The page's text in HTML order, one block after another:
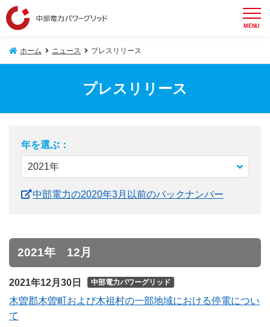
MENU
ホーム ニュース プレスリリース
プレスリリース
年を選ぶ：
中部電力の2020年3月以前のバックナンバー
2021年 12月
2021年12月30日 中部電力パワーグリッド
木曽郡木曽町および木祖村の一部地域における停電につい
て